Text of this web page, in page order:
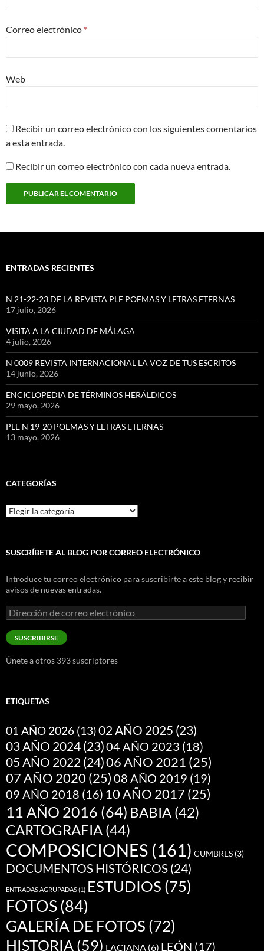
Correo electrónico *
Web
Recibir un correo electrónico con los siguientes comentarios
a esta entrada.
Recibir un correo electrónico con cada nueva entrada.
ENTRADAS RECIENTES
N 21-22-23 DE LA REVISTA PLE POEMAS Y LETRAS ETERNAS
17 julio, 2026
VISITA A LA CIUDAD DE MÁLAGA
4 julio, 2026
N 0009 REVISTA INTERNACIONAL LA VOZ DE TUS ESCRITOS
14 junio, 2026
ENCICLOPEDIA DE TÉRMINOS HERÁLDICOS
29 mayo, 2026
PLE N 19-20 POEMAS Y LETRAS ETERNAS
13 mayo, 2026
CATEGORÍAS
Categorías
SUSCRÍBETE AL BLOG POR CORREO ELECTRÓNICO
Introduce tu correo electrónico para suscribirte a este blog y recibir
avisos de nuevas entradas.
Dirección
de
correo
electrónico
SUSCRIBIRSE
Únete a otros 393 suscriptores
ETIQUETAS
01 AÑO 2026 (13)02 AÑO 2025 (23)
03 AÑO 2024(23)04 AÑO 2023 (18)
05 AÑO 2022(24)06 AÑO 2021 (25)
07 AÑO 2020 (25) 08 AÑO 2019 (19)
09 AÑO 2018 (16) 10 AÑO 2017 (25)
11 AÑO 2016 (64) BABIA (42)
CARTOGRAFIA (44)
COMPOSICIONES (161) CUMBRES (3)
DOCUMENTOS HISTÓRICOS(24)
ENTRADAS AGRUPADAS(1) ESTUDIOS (75)
FOTOS(84)
GALERÍA DE FOTOS (72)
HISTORIA (59) LACIANA (6) LEÓN (17)